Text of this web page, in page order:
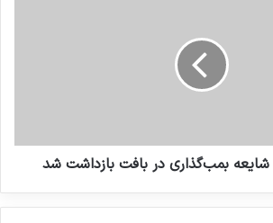
شایعه بمب‌گذاری در بافت بازداشت شد